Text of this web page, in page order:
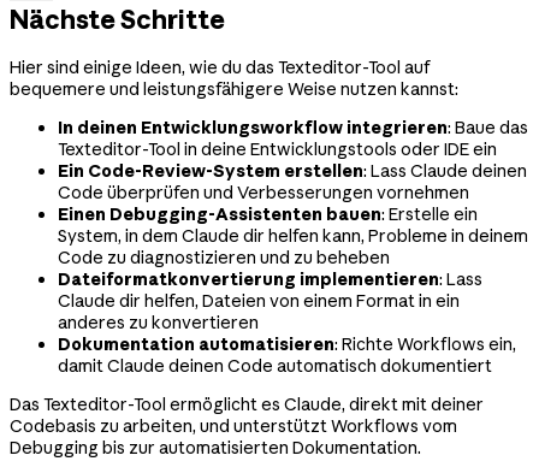
Nächste Schritte
Hier sind einige Ideen, wie du das Texteditor-Tool auf
bequemere und leistungsfähigere Weise nutzen kannst:
In deinen Entwicklungsworkflow integrieren: Baue das
Texteditor-Tool in deine Entwicklungstools oder IDE ein
Ein Code-Review-System erstellen: Lass Claude deinen
Code überprüfen und Verbesserungen vornehmen
Einen Debugging-Assistenten bauen: Erstelle ein
System, in dem Claude dir helfen kann, Probleme in deinem
Code zu diagnostizieren und zu beheben
Dateiformatkonvertierung implementieren: Lass
Claude dir helfen, Dateien von einem Format in ein
anderes zu konvertieren
Dokumentation automatisieren: Richte Workflows ein,
damit Claude deinen Code automatisch dokumentiert
Das Texteditor-Tool ermöglicht es Claude, direkt mit deiner
Codebasis zu arbeiten, und unterstützt Workflows vom
Debugging bis zur automatisierten Dokumentation.